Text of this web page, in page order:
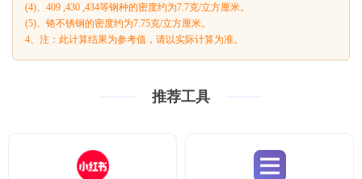
(4)、409 ,430 ,434等钢种的密度约为7.7克/立方厘米。
(5)、铬不锈钢的密度约为7.75克/立方厘米。
4、注：此计算结果为参考值，请以实际计算为准。
推荐工具